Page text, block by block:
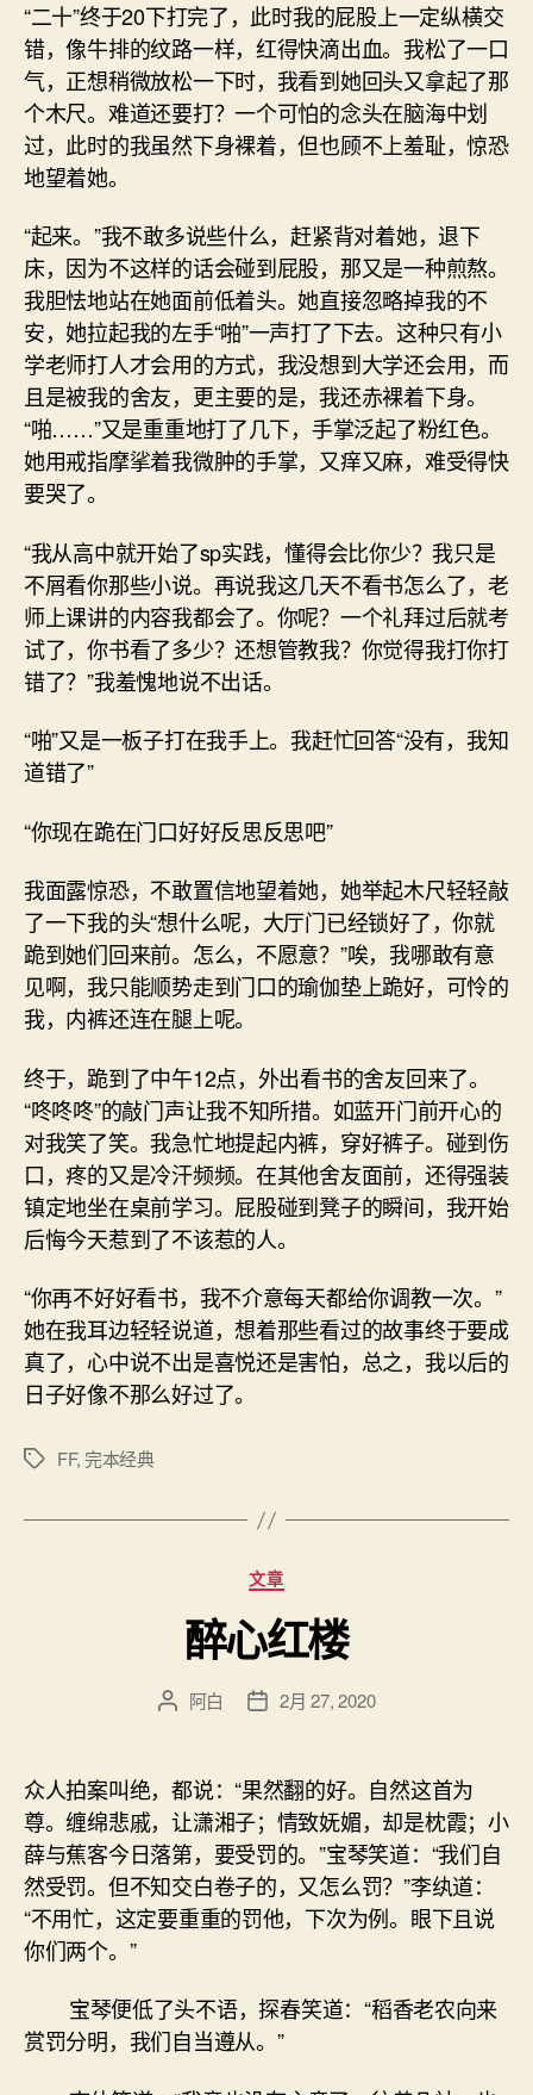
“二十”终于20下打完了，此时我的屁股上一定纵横交
错，像牛排的纹路一样，红得快滴出血。我松了一口
气，正想稍微放松一下时，我看到她回头又拿起了那
个木尺。难道还要打？一个可怕的念头在脑海中划
过，此时的我虽然下身裸着，但也顾不上羞耻，惊恐
地望着她。
“起来。”我不敢多说些什么，赶紧背对着她，退下
床，因为不这样的话会碰到屁股，那又是一种煎熬。
我胆怯地站在她面前低着头。她直接忽略掉我的不
安，她拉起我的左手“啪”一声打了下去。这种只有小
学老师打人才会用的方式，我没想到大学还会用，而
且是被我的舍友，更主要的是，我还赤裸着下身。
“啪……”又是重重地打了几下，手掌泛起了粉红色。
她用戒指摩挲着我微肿的手掌，又痒又麻，难受得快
要哭了。
“我从高中就开始了sp实践，懂得会比你少？我只是
不屑看你那些小说。再说我这几天不看书怎么了，老
师上课讲的内容我都会了。你呢？一个礼拜过后就考
试了，你书看了多少？还想管教我？你觉得我打你打
错了？”我羞愧地说不出话。
“啪”又是一板子打在我手上。我赶忙回答“没有，我知
道错了”
“你现在跪在门口好好反思反思吧”
我面露惊恐，不敢置信地望着她，她举起木尺轻轻敲
了一下我的头“想什么呢，大厅门已经锁好了，你就
跪到她们回来前。怎么，不愿意？”唉，我哪敢有意
见啊，我只能顺势走到门口的瑜伽垫上跪好，可怜的
我，内裤还连在腿上呢。
终于，跪到了中午12点，外出看书的舍友回来了。
“咚咚咚”的敲门声让我不知所措。如蓝开门前开心的
对我笑了笑。我急忙地提起内裤，穿好裤子。碰到伤
口，疼的又是冷汗频频。在其他舍友面前，还得强装
镇定地坐在桌前学习。屁股碰到凳子的瞬间，我开始
后悔今天惹到了不该惹的人。
“你再不好好看书，我不介意每天都给你调教一次。”
她在我耳边轻轻说道，想着那些看过的故事终于要成
真了，心中说不出是喜悦还是害怕，总之，我以后的
日子好像不那么好过了。
标
FF,完本经典
分
类
文章
醉心红楼
文
者
阿白
发
期
2月 27, 2020
众人拍案叫绝，都说：“果然翻的好。自然这首为
尊。缠绵悲戚，让潇湘子；情致妩媚，却是枕霞；小
薛与蕉客今日落第，要受罚的。”宝琴笑道：“我们自
然受罚。但不知交白卷子的，又怎么罚？”李纨道：
“不用忙，这定要重重的罚他，下次为例。眼下且说
你们两个。”
宝琴便低了头不语，探春笑道：“稻香老农向来
赏罚分明，我们自当遵从。”